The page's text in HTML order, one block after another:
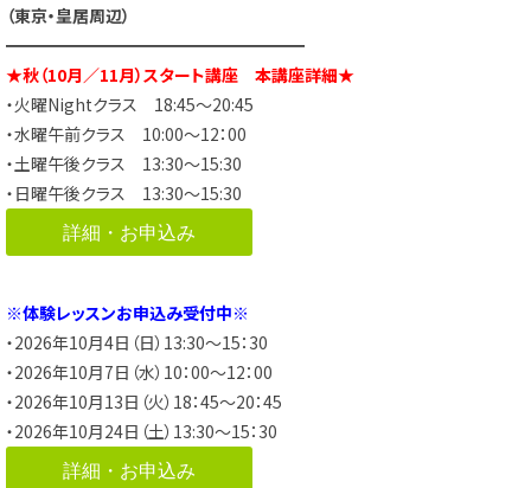
（東京・皇居周辺）
━━━━━━━━━━━━━━━━━━
★秋（10月／11月）スタート講座 本講座詳細★
・火曜Nightクラス 18:45～20:45
・水曜午前クラス 10:00～12：00
・土曜午後クラス 13:30～15:30
・日曜午後クラス 13:30～15:30
詳細・お申込み
※体験レッスンお申込み受付中※
・2026年10月4日（日）13:30～15：30
・2026年10月7日（水）10：00～12：00
・2026年10月13日（火）18：45～20：45
・2026年10月24日（土）13:30～15：30
詳細・お申込み